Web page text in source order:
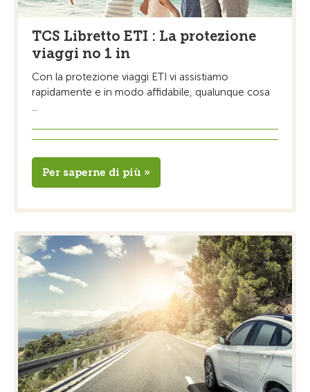
TCS Libretto ETI : La protezione
viaggi no 1 in
Con la protezione viaggi ETI vi assistiamo
rapidamente e in modo affidabile, qualunque cosa
...
Per saperne di più »